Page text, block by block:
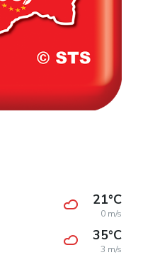
21°C
0 m/s
35°C
3 m/s